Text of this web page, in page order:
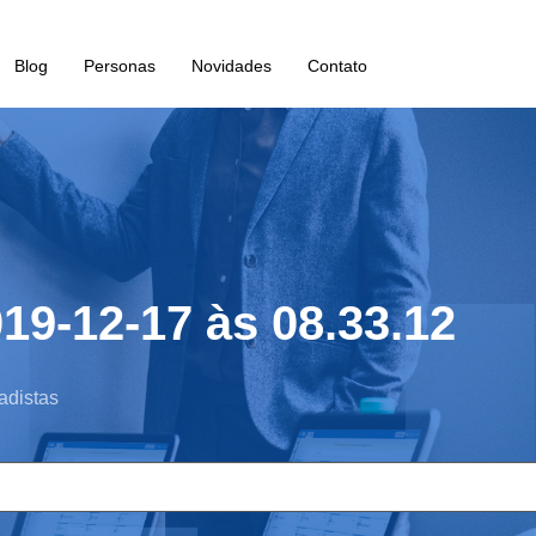
Blog Personas Novidades Contato
12-17 às 08.33.12